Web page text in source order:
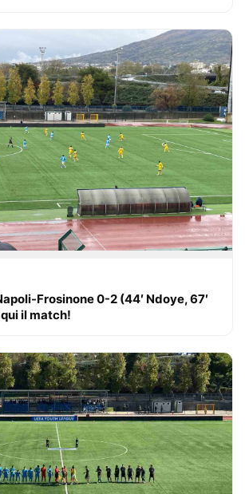
Frosinone 0-2 (44′ Ndoye, 67′
il match!